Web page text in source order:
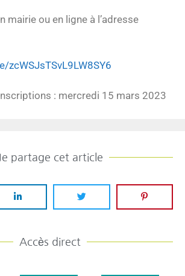
mairie ou en ligne à l’adresse
: mercredi 15 mars 2023
Je partage cet article
Accès direct